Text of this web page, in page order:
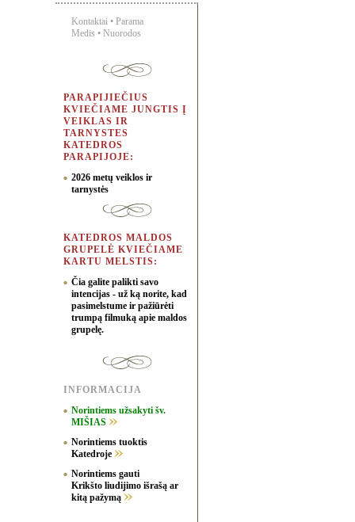
Kontaktai • Parama
Medis • Nuorodos
PARAPIJIEČIUS
KVIEČIAME JUNGTIS Į
VEIKLAS IR
TARNYSTES
KATEDROS
PARAPIJOJE:
2026 metų veiklos ir
tarnystės
KATEDROS MALDOS
GRUPELĖ KVIEČIAME
KARTU MELSTIS:
Čia galite palikti savo
intencijas - už ką norite, kad
pasimelstume ir pažiūrėti
trumpą filmuką apie maldos
grupelę.
INFORMACIJA
Norintiems užsakyti šv.
MIŠIAS
Norintiems tuoktis
Katedroje
Norintiems gauti
Krikšto liudijimo išrašą ar
kitą pažymą